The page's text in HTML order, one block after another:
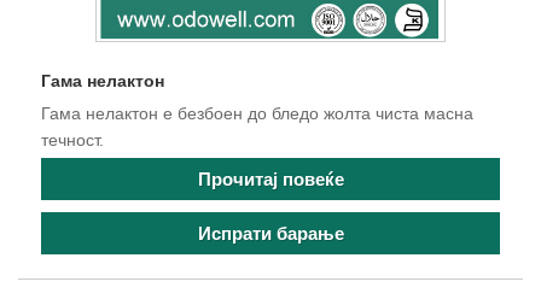
Гама нелактон
Гама нелактон е безбоен до бледо жолта чиста масна
течност.
Прочитај повеќе
Испрати барање